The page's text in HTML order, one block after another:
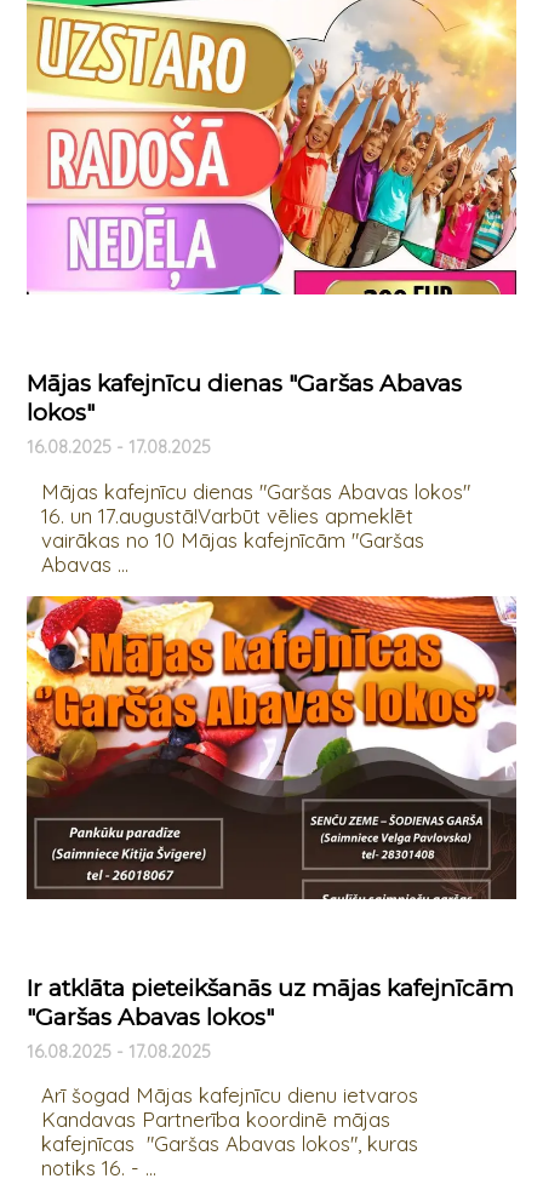
Mājas kafejnīcu dienas "Garšas Abavas
lokos"
16.08.2025 - 17.08.2025
Mājas kafejnīcu dienas "Garšas Abavas lokos"
16. un 17.augustā!Varbūt vēlies apmeklēt
vairākas no 10 Mājas kafejnīcām "Garšas
Abavas ...
Ir atklāta pieteikšanās uz mājas kafejnīcām
"Garšas Abavas lokos"
16.08.2025 - 17.08.2025
Arī šogad Mājas kafejnīcu dienu ietvaros
Kandavas Partnerība koordinē mājas
kafejnīcas "Garšas Abavas lokos", kuras
notiks 16. - ...